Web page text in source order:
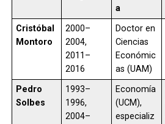
a
Cristóbal
Montoro
2000–
2004,
2011–
2016
Doctor en
Ciencias
Económic
as (UAM)
Pedro
Solbes
1993–
1996,
2004–
Economía
(UCM),
especializ